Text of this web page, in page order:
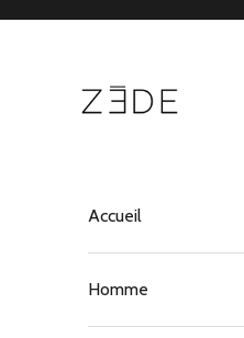
Accueil
Homme